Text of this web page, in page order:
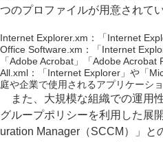
つのプロファイルが用意されてい
Internet Explorer.xm：「Internet
Office Software.xm：「Internet
「Adobe Acrobat」「Adobe
All.xml：「Internet Explorer」や「
庭や企業で使用されるアプリケーシ
また、大規模な組織での運用
グループポリシーを利用した展
uration Manager（SCCM）」と